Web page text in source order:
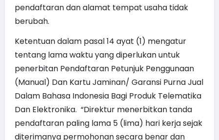
pendaftaran dan alamat tempat usaha tidak
berubah.
Ketentuan dalam pasal 14 ayat (1) mengatur
tentang lama waktu yang diperlukan untuk
penerbitan Pendaftaran Petunjuk Penggunaan
(Manual) Dan Kartu Jaminan/ Garansi Purna Jual
Dalam Bahasa Indonesia Bagi Produk Telematika
Dan Elektronika. “Direktur menerbitkan tanda
pendaftaran paling lama 5 (lima) hari kerja sejak
diterimanya permohonan secara benar dan